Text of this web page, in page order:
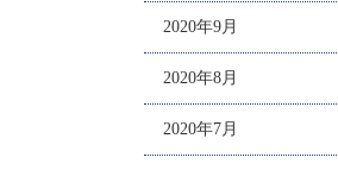
2020年9月
2020年8月
2020年7月